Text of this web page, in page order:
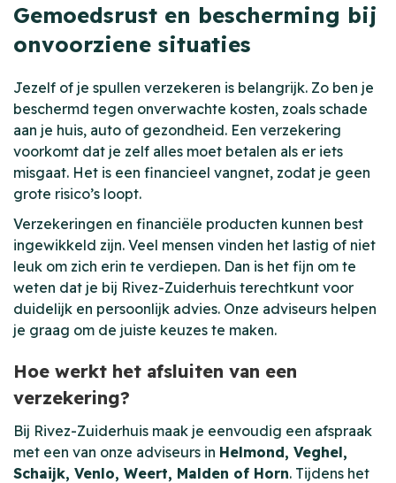
Gemoedsrust en bescherming bij
onvoorziene situaties
Jezelf of je spullen verzekeren is belangrijk. Zo ben je
beschermd tegen onverwachte kosten, zoals schade
aan je huis, auto of gezondheid. Een verzekering
voorkomt dat je zelf alles moet betalen als er iets
misgaat. Het is een financieel vangnet, zodat je geen
grote risico’s loopt.
Verzekeringen en financiële producten kunnen best
ingewikkeld zijn. Veel mensen vinden het lastig of niet
leuk om zich erin te verdiepen. Dan is het fijn om te
weten dat je bij Rivez-Zuiderhuis terechtkunt voor
duidelijk en persoonlijk advies. Onze adviseurs helpen
je graag om de juiste keuzes te maken.
Hoe werkt het afsluiten van een
verzekering?
Bij Rivez-Zuiderhuis maak je eenvoudig een afspraak
met een van onze adviseurs in Helmond, Veghel,
Schaijk, Venlo, Weert, Malden of Horn. Tijdens het